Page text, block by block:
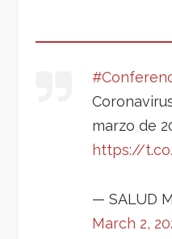
marzo de
https://
— SALUD
March 2,